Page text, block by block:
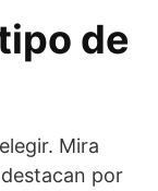
de
Mira
por